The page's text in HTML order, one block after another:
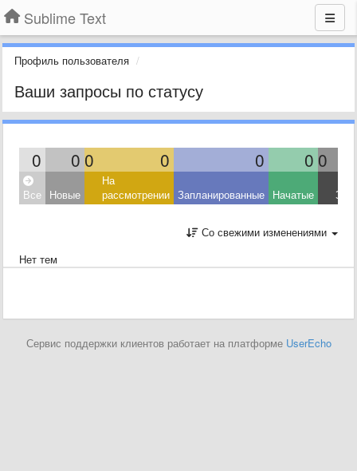
Sublime Text
Профиль пользователя
Ваши запросы по статусу
0 0 0 0 0 0 0
Все Новые
На
рассмотрении Запланированные Начатые
Со свежими изменениями
Нет тем
Сервис поддержки клиентов работает на платформе UserEcho